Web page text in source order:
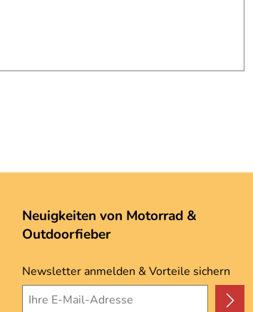
Neuigkeiten von Motorrad &
Outdoorfieber
Newsletter anmelden & Vorteile sichern